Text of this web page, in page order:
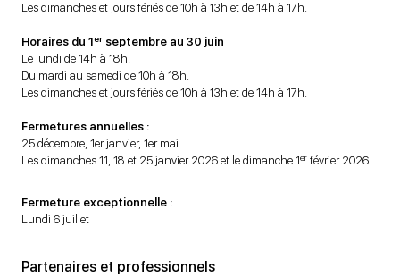
Les dimanches et jours fériés de 10h à 13h et de 14h à 17h.
Horaires du 1er septembre au 30 juin
Le lundi de 14h à 18h.
Du mardi au samedi de 10h à 18h.
Les dimanches et jours fériés de 10h à 13h et de 14h à 17h.
Fermetures annuelles :
25 décembre, 1er janvier, 1er mai
Les dimanches 11, 18 et 25 janvier 2026 et le dimanche 1er février 2026.
Fermeture exceptionnelle :
Lundi 6 juillet
Partenaires et professionnels